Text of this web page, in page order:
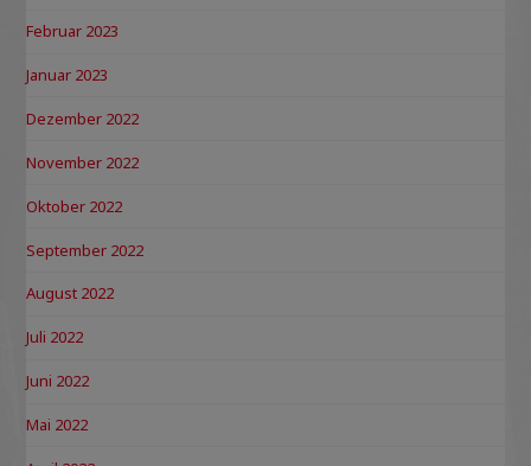
Februar 2023
Januar 2023
Dezember 2022
November 2022
Oktober 2022
September 2022
August 2022
Juli 2022
Juni 2022
Mai 2022